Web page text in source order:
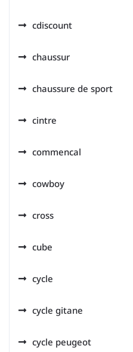
cdiscount
chaussur
chaussure de sport
cintre
commencal
cowboy
cross
cube
cycle
cycle gitane
cycle peugeot